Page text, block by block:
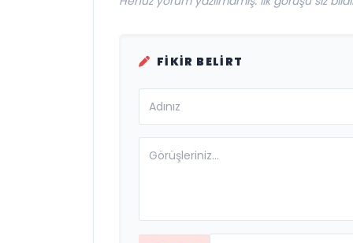
FIKIR BELIRT